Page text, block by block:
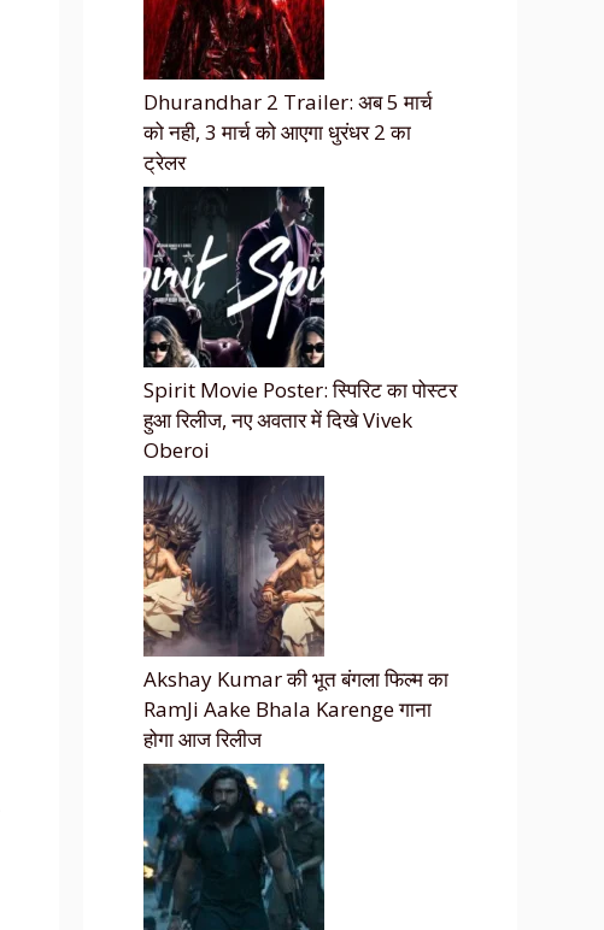
Dhurandhar 2 Trailer: अब 5 मार्च
को नही, 3 मार्च को आएगा धुरंधर 2 का
ट्रेलर
Spirit Movie Poster: स्पिरिट का पोस्टर
हुआ रिलीज, नए अवतार में दिखे Vivek
Oberoi
Akshay Kumar की भूत बंगला फिल्म का
RamJi Aake Bhala Karenge गाना
होगा आज रिलीज